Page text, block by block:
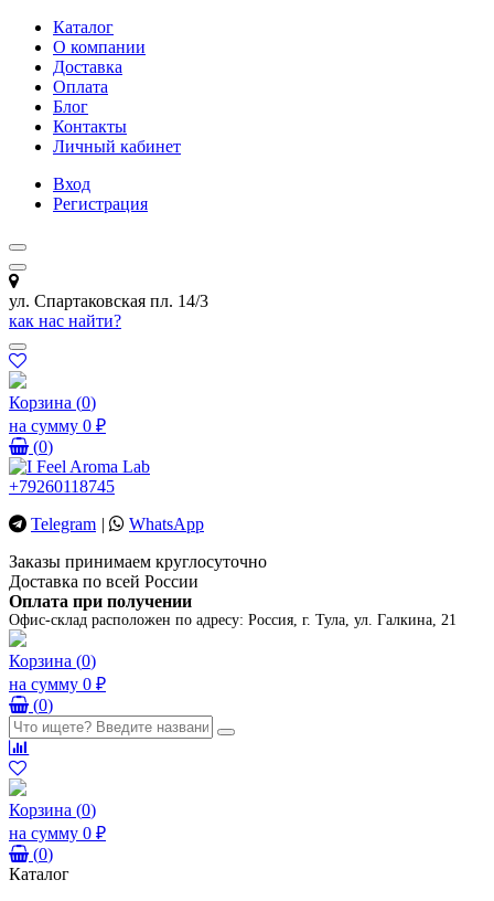
Каталог
О компании
Доставка
Оплата
Блог
Контакты
Личный кабинет
Вход
Регистрация
ул. Спартаковская пл. 14/3
как нас найти?
Корзина (0)
на сумму 0 ₽
(0)
+79260118745
Telegram |
WhatsApp
Заказы принимаем круглосуточно
Доставка по всей России
Оплата при получении
Офис-склад расположен по адресу: Россия, г. Тула, ул. Галкина, 21
Корзина (0)
на сумму 0 ₽
(0)
Корзина (0)
на сумму 0 ₽
(0)
Каталог